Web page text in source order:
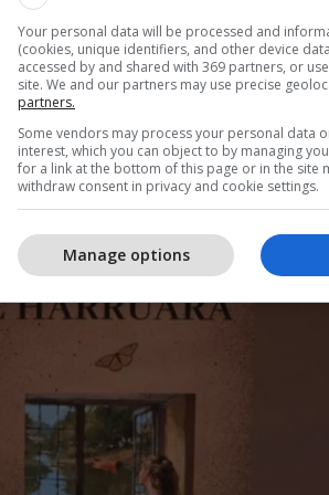
e kësaj klientje ishte një
Kosovë.
titulli “E harruara” i atribuohet
tërë atyre viteve mungesë të
ishte një e harruar.
Your personal data will be processed and
(cookies, unique identifiers, and other device
accessed by and shared with 369 partners, or
site. We and our partners may use precise
partners.
Some vendors may process your personal data
interest, which you can object to by managing
for a link at the bottom of this page or in the site
withdraw consent in privacy and cookie settings.
Manage options